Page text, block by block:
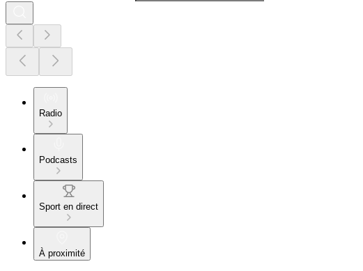
Radio
Podcasts
Sport en direct
À proximité